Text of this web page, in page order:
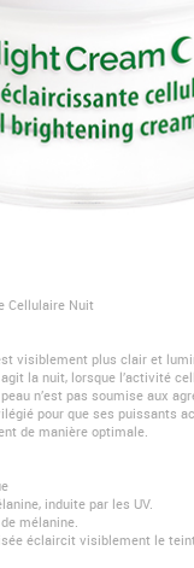
Cellulaire Nuit
visiblement plus clair et
la nuit, lorsque l’activité
n’est pas soumise aux
pour que ses puissants
de manière optimale.
induite par les UV.
mélanine.
éclaircit visiblement le